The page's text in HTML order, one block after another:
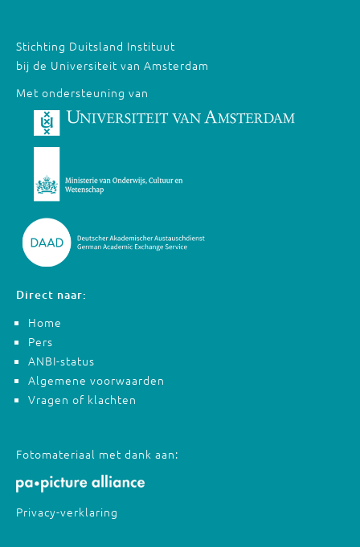
Stichting Duitsland Instituut
bij de Universiteit van Amsterdam
Met ondersteuning van
Direct naar:
Home
Pers
ANBI-status
Algemene voorwaarden
Vragen of klachten
Fotomateriaal met dank aan:
Privacy-verklaring